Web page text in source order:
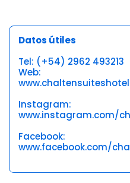
Datos útiles
Tel: (+54) 2962 493213
Web:
Instagram:
www.instagram.com/
Facebook:
www.facebook.com/